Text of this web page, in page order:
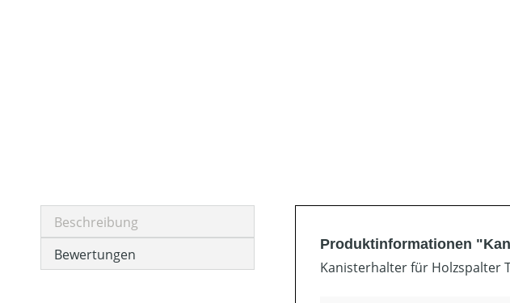
Beschreibung
Bewertungen
Produktinformationen
Kanisterhalter für Holzspalter